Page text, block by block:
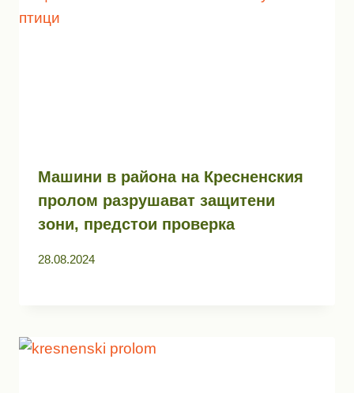
Машини в района на Кресненския
пролом разрушават защитени
зони, предстои проверка
28.08.2024